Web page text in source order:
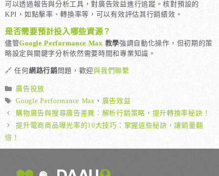
可以透過報告與分析工具，對廣告效益進行追蹤。核對預設的
KPI，如點擊率、轉換率等，可以有效評估其行銷績效。
是否需要預計投入哪些資源？
儘管Google Performance Max教學強調自動化操作，但初期的策
略設定與關鍵字分析依然需要時間和專業知識。
🔗 任何網路行銷問題，歡迎與我們聯繫
分
類
廣告投放
標
籤
Google Performance Max 、 廣告效益
購物廣告與搜尋廣告差異：解析行銷策略，提升轉換率秘訣！
提升電商商品曝光率的10大技巧：掌握這些秘訣，讓銷量翻
倍！